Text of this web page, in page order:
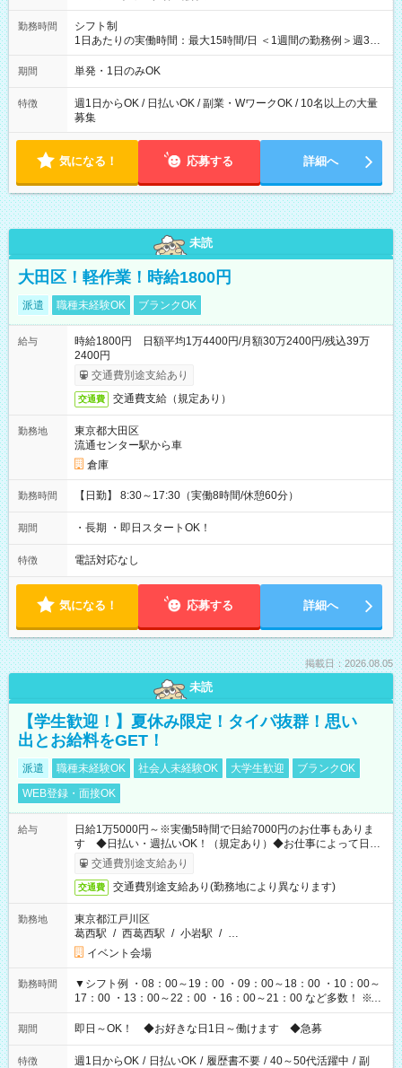
勤務時間
シフト制
1日あたりの実働時間：最大15時間/日 ＜1週間の勤務例＞週3回
勤務 勤務：月・水・金 休み：火・木・土・日 好きな時にお仕事
可能です！ ※1日あたりの最大実働時間は日勤、夜勤共に勤務し
期間 単発・1日のみOK
特徴
週1日からOK / 日払いOK / 副業・WワークOK / 10名以上の大量
募集
気になる！ 応募する 詳細へ
未読
大田区！軽作業！時給1800円
派遣 職種未経験OK ブランクOK
給与
時給1800円 日額平均1万4400円/月額30万2400円/残込39万
2400円
交通費別途支給あり
交通費 交通費支給（規定あり）
勤務地
東京都大田区
流通センター駅から車
倉庫
勤務時間 【日勤】 8:30～17:30（実働8時間/休憩60分）
期間 ・長期 ・即日スタートOK！
特徴 電話対応なし
気になる！ 応募する 詳細へ
掲載日：2026.08.05
未読
【学生歓迎！】夏休み限定！タイパ抜群！思い
出とお給料をGET！
派遣 職種未経験OK 社会人未経験OK 大学生歓迎
ブランクOK
WEB登録・面接OK
給与
日給1万5000円～※実働5時間で日給7000円のお仕事もありま
す ◆日払い・週払いOK！（規定あり）◆お仕事によって日給
も異なります
交通費別途支給あり
交通費 交通費別途支給あり(勤務地により異なります)
勤務地
東京都江戸川区
葛西駅 / 西葛西駅 / 小岩駅 / …
イベント会場
勤務時間
▼シフト例 ・08：00～19：00 ・09：00～18：00 ・10：00～
17：00 ・13：00～22：00 ・16：00～21：00 など多数！ ※お
仕事により勤務時間が異なります
期間 即日～OK！ ◆お好きな日1日～働けます ◆急募
特徴 週1日からOK / 日払いOK / 履歴書不要 / 40～50代活躍中 / 副